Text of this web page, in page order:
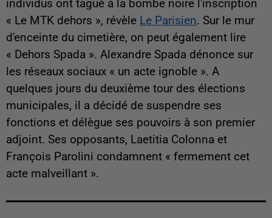
individus ont tagué à la bombe noire l'inscription
« Le MTK dehors », révèle Le Parisien. Sur le mur
d'enceinte du cimetière, on peut également lire
« Dehors Spada ». Alexandre Spada dénonce sur
les réseaux sociaux « un acte ignoble ». A
quelques jours du deuxième tour des élections
municipales, il a décidé de suspendre ses
fonctions et délègue ses pouvoirs à son premier
adjoint. Ses opposants, Laetitia Colonna et
François Parolini condamnent « fermement cet
acte malveillant ».